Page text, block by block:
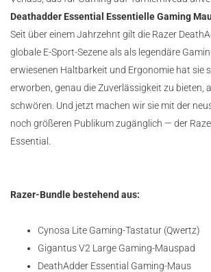
Deathadder Essential Essentielle Gaming
Seit über einem Jahrzehnt gilt die Razer
globale E-Sport-Sezene als als legendäre
erwiesenen Haltbarkeit und Ergonomie hat sie
erworben, genau die Zuverlässigkeit zu bieten,
schwören. Und jetzt machen wir sie mit der
noch größeren Publikum zugänglich — der
Essential.
Razer-Bundle bestehend aus:
Cynosa Lite Gaming-Tastatur (Qwertz)
Gigantus V2 Large Gaming-Mauspad
DeathAdder Essential Gaming-Maus